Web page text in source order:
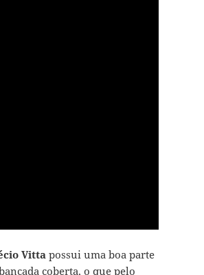
Vittapossui uma boa parte
coberta, o que pelo